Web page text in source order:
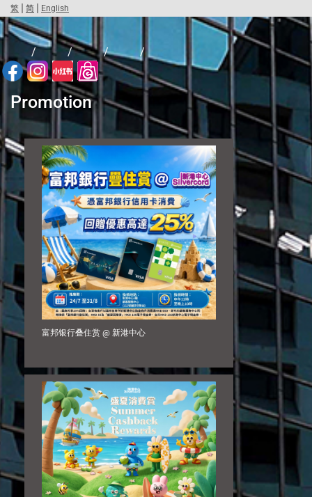
繁 | 简 | English
/ / / /
Promotion
富邦银行叠住赏 @ 新港中心